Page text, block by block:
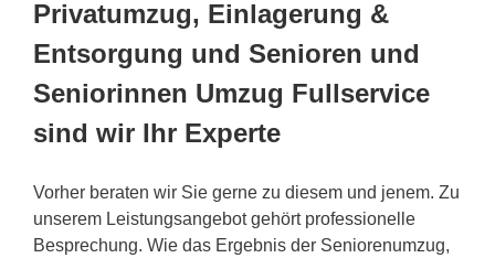
Privatumzug, Einlagerung &
Entsorgung und Senioren und
Seniorinnen Umzug Fullservice
sind wir Ihr Experte
Vorher beraten wir Sie gerne zu diesem und jenem. Zu
unserem Leistungsangebot gehört professionelle
Besprechung. Wie das Ergebnis der Seniorenumzug,